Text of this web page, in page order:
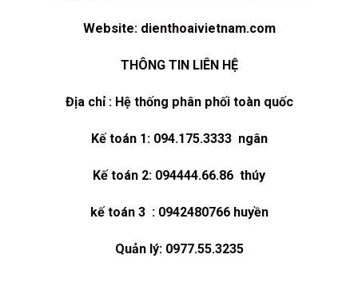
Website:dienthoaivietnam.com
THÔNG TIN LIÊN HỆ
Địa chỉ : Hệ thống phân phối toàn quốc
Kế toán 1: 094.175.3333 ngân
Kế toán 2: 094444.66.86 thúy
kế toán 3 : 0942480766 huyền
Quản lý: 0977.55.3235